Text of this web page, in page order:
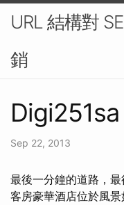
URL 結構對
銷
Sep 22, 2013
最後一分鐘的道路，
客房豪華酒店位於風景